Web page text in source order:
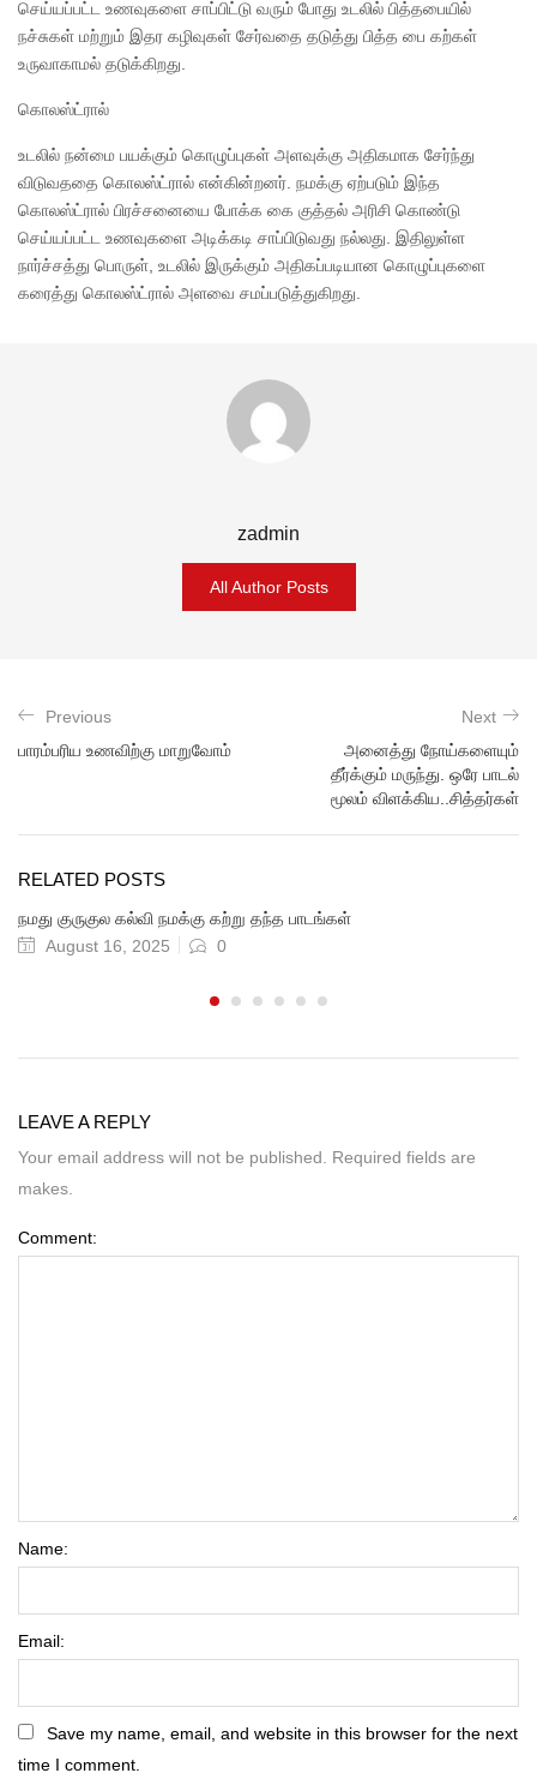
செய்யப்பட்ட உணவுகளை சாப்பிட்டு வரும் போது உடலில் பித்தபையில்
நச்சுகள் மற்றும் இதர கழிவுகள் சேர்வதை தடுத்து பித்த பை கற்கள்
உருவாகாமல் தடுக்கிறது.
கொலஸ்ட்ரால்
உடலில் நன்மை பயக்கும் கொழுப்புகள் அளவுக்கு அதிகமாக சேர்ந்து
விடுவததை கொலஸ்ட்ரால் என்கின்றனர். நமக்கு ஏற்படும் இந்த
கொலஸ்ட்ரால் பிரச்சனையை போக்க கை குத்தல் அரிசி கொண்டு
செய்யப்பட்ட உணவுகளை அடிக்கடி சாப்பிடுவது நல்லது. இதிலுள்ள
நார்ச்சத்து பொருள், உடலில் இருக்கும் அதிகப்படியான கொழுப்புகளை
கரைத்து கொலஸ்ட்ரால் அளவை சமப்படுத்துகிறது.
zadmin
All Author Posts
Previous
பாரம்பரிய உணவிற்கு மாறுவோம்
Next
அனைத்து நோய்களையும்
தீர்க்கும் மருந்து. ஒரே பாடல்
மூலம் விளக்கிய..சித்தர்கள்
RELATED POSTS
நமது குருகுல கல்வி நமக்கு கற்று தந்த பாடங்கள்
August 16, 2025
0
LEAVE A REPLY
Your email address will not be published. Required fields are
makes.
Comment:
Name:
Email:
Save my name, email, and website in this browser for the next
time I comment.